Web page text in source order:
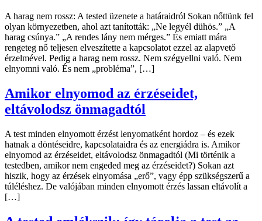
A harag nem rossz: A tested üzenete a határaidról Sokan nőttünk fel
olyan környezetben, ahol azt tanították: „Ne legyél dühös.” „A
harag csúnya.” „A rendes lány nem mérges.” És emiatt mára
rengeteg nő teljesen elveszítette a kapcsolatot ezzel az alapvető
érzelmével. Pedig a harag nem rossz. Nem szégyellni való. Nem
elnyomni való. És nem „probléma”, […]
Amikor elnyomod az érzéseidet,
eltávolodsz önmagadtól
A test minden elnyomott érzést lenyomatként hordoz – és ezek
hatnak a döntéseidre, kapcsolataidra és az energiádra is. Amikor
elnyomod az érzéseidet, eltávolodsz önmagadtól (Mi történik a
testedben, amikor nem engeded meg az érzéseidet?) Sokan azt
hiszik, hogy az érzések elnyomása „erő”, vagy épp szükségszerű a
túléléshez. De valójában minden elnyomott érzés lassan eltávolít a
[…]